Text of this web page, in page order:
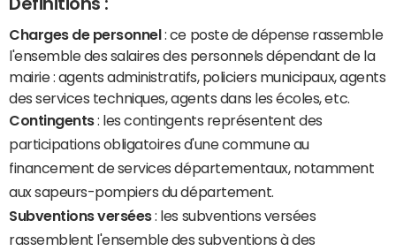
Charges de personnel : ce poste de dépense rassemble
l'ensemble des salaires des personnels dépendant de la
mairie : agents administratifs, policiers municipaux, agents
des services techniques, agents dans les écoles, etc.
Contingents: les contingents représentent des
participations obligatoires d'une commune au
financement de services départementaux, notamment
aux sapeurs-pompiers du département.
Subventions versées: les subventions versées
rassemblent l'ensemble des subventions à des